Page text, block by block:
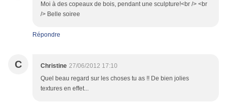
Moi à des copeaux de bois, pendant une sculpture!<br /> <br
/> Belle soiree
Répondre
C Christine 27/06/2012 17:10
Quel beau regard sur les choses tu as !! De bien jolies
textures en effet...